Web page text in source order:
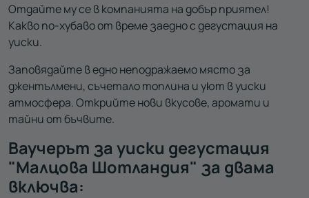
Отдайте му се в компанията на добър приятел!
Какво по-хубаво от време заедно с дегустация на
уиски.
Заповядайте в едно неподражаемо място за
джентълмени, съчетало топлина и уют в уиски
атмосфера. Открийте нови вкусове, аромати и
тайни от бъчвите.
Ваучерът за уиски дегустация
"Малцова Шотландия" за двама
включва: